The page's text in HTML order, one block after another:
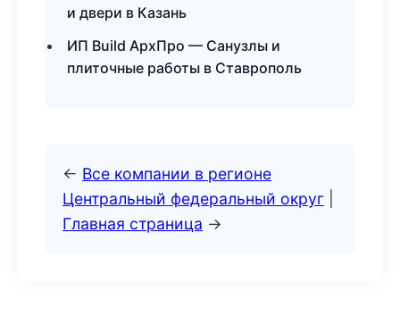
и двери в Казань
ИП Build АрхПро — Санузлы и
плиточные работы в Ставрополь
← Все компании в регионе
Центральный федеральный округ
Главная страница →